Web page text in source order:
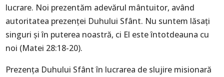
lucrare. Noi prezentăm adevărul mântuitor, având
autoritatea prezenţei Duhului Sfânt. Nu suntem lăsaţi
singuri şi în puterea noastră, ci El este întotdeauna cu
noi (Matei 28:18-20).
Prezenţa Duhului Sfânt în lucrarea de slujire misionară